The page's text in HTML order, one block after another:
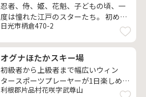
忍者、侍、姫、花魁、子どもの頃、一
度は憧れた江戸のスターたち。 初めて
でも、どこか懐かしい世界。 江戸へ帰
日光市柄倉470-2
オグナほたかスキー場
初級者から上級者まで幅広いウィン
タースポーツプレーヤーが1日楽しめま
す。
利根郡片品村花咲字武尊山